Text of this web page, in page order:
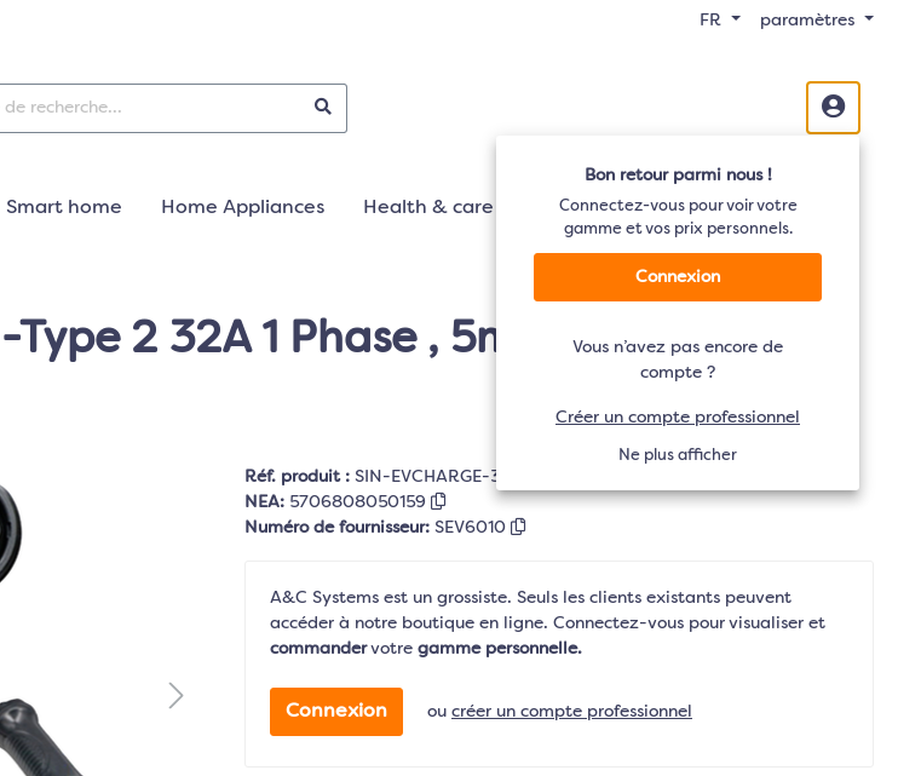
FR paramètres
Bon retour parmi nous !
Connectez-vous pour voir votre
gamme et vos prix personnels.
Connexion
Vous n’avez pas encore de
compte ?
Créer un compte professionnel
Ne plus afficher
Smart home Home Appliances Health & care Mobilité Audio TV
2 32A 1 Phase , 5m - Noir
Réf. produit : SIN-EVCHARGE-32A-BLK
NEA: 5706808050159
Numéro de fournisseur: SEV6010
A&C Systems est un grossiste. Seuls les clients existants peuvent
accéder à notre boutique en ligne. Connectez-vous pour visualiser et
commandervotre gamme personnelle.
Connexion ou créer un compte professionnel